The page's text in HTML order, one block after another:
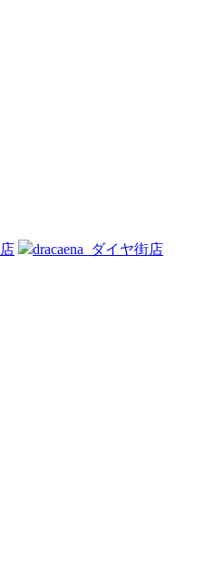
dracaena_ダイヤ街店